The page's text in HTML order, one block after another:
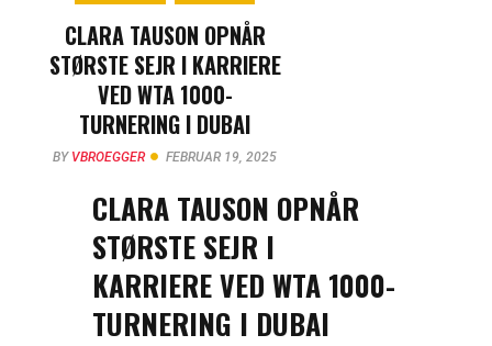
CLARA TAUSON OPNÅR
STØRSTE SEJR I KARRIERE
VED WTA 1000-
TURNERING I DUBAI
BY VBROEGGER FEBRUAR 19, 2025
CLARA TAUSON OPNÅR
STØRSTE SEJR I
KARRIERE VED WTA 1000-
TURNERING I DUBAI